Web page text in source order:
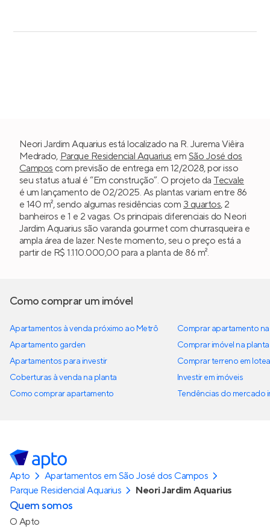
Neori Jardim Aquarius está localizado na R. Jurema Viêira
Medrado, Parque Residencial Aquarius em São José dos
Campos com previsão de entrega em 12/2028, por isso
seu status atual é “Em construção”. O projeto da Tecvale
é um lançamento de 02/2025. As plantas variam entre 86
e 140 m², sendo algumas residências com 3 quartos, 2
banheiros e 1 e 2 vagas. Os principais diferenciais do Neori
Jardim Aquarius são varanda gourmet com churrasqueira e
ampla área de lazer. Neste momento, seu o preço está a
partir de R$ 1.110.000,00 para a planta de 86 m².
Como comprar um imóvel
Apartamentos à venda próximo ao Metrô
Apartamento garden
Apartamentos para investir
Coberturas à venda na planta
Como comprar apartamento
Comprar apartamento
Comprar imóvel na planta
Comprar terreno em
Investir em imóveis
Tendências do mercado
Apto
Apartamentos em São José dos Campos
Parque Residencial Aquarius
Neori Jardim Aquarius
Quem somos
O Apto